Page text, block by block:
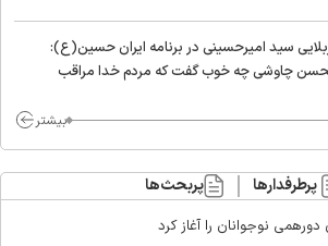
سید امیر‌حسینی در برنامه ایران حسین(ع):
چاوشی چه خوب گفت که مردم خدا مراقب
بیشتر
پرطرفدارها پربحث‌ها
نوجوانان را آغاز کرد